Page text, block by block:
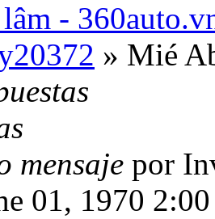
-
» Mié
mensaje por
01, 1970